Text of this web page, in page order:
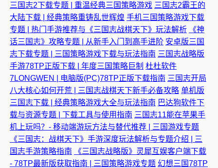
三国志2下载专题 | 重温经典三国策略游戏 三国志2霸王的
大陆下载 | 经典策略重铸乱世辉煌 手机三国策略游戏下载
专题 | 热门手游推荐与《三国志战棋天下》玩法解析
《神
话三国志》攻略专题 | 从新手入门到高手进阶 安卓版三国
志下载专题 | 三国策略游戏下载与玩法指南 三国志战略版
手游78TP正版下载 | 年度三国策略巨制 杜杜软件
7LONGWEN | 电脑版(PC)78TP正版下载指南 三国志开局
八大核心如何开荒 | 三国志战棋天下新手必备攻略 单机版
三国志下载 | 经典策略游戏大全与玩法指南 巴达狗软件下
载与资源专题 | 下载工具与使用指南 三国志11能在苹果手
机上玩吗？- 移动端游玩方法与替代推荐 | 三国游戏专题
《三国志：战棋天下》手游深度玩法解析与专题介绍 | 三
国志手游策略指南
《三国志战略版》灵犀互娱客户端下载
- 78TP最新版获取指南 | 三国策略游戏专题 幻想三国78TP